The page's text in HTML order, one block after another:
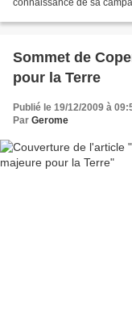
connaissance de sa
Sommet de
pour la Terre
Publié le 19/12/2009 à
Par Gerome